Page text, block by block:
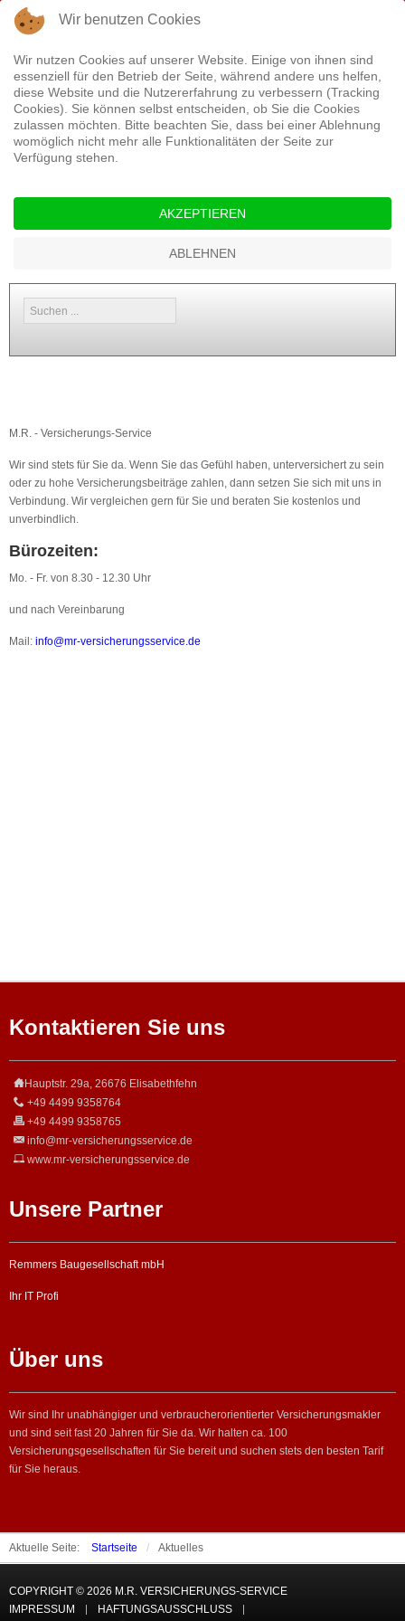
Versicherungen
Suchen
...
M.R. - Versicherungs-Service
Wir sind stets für Sie da. Wenn Sie das Gefühl haben, unterversichert zu sein
oder zu hohe Versicherungsbeiträge zahlen, dann setzen Sie sich mit uns in
Verbindung. Wir vergleichen gern für Sie und beraten Sie kostenlos und
unverbindlich.
Bürozeiten:
Mo. - Fr. von 8.30 - 12.30 Uhr
und nach Vereinbarung
Mail: info@mr-versicherungsservice.de
Kontaktieren Sie uns
Hauptstr. 29a, 26676 Elisabethfehn
+49 4499 9358764
+49 4499 9358765
info@mr-versicherungsservice.de
www.mr-versicherungsservice.de
Unsere Partner
Remmers Baugesellschaft mbH
Ihr IT Profi
Über uns
Wir sind Ihr unabhängiger und verbraucherorientierter Versicherungsmakler
und sind seit fast 20 Jahren für Sie da. Wir halten ca. 100
Versicherungsgesellschaften für Sie bereit und suchen stets den besten Tarif
für Sie heraus.
Aktuelle Seite: Startseite / Aktuelles
COPYRIGHT © 2026 M.R. VERSICHERUNGS-SERVICE
IMPRESSUM
HAFTUNGSAUSSCHLUSS
Wir benutzen Cookies
Wir nutzen Cookies auf unserer Website. Einige von ihnen sind
essenziell für den Betrieb der Seite, während andere uns helfen,
diese Website und die Nutzererfahrung zu verbessern (Tracking
Cookies). Sie können selbst entscheiden, ob Sie die Cookies
zulassen möchten. Bitte beachten Sie, dass bei einer Ablehnung
womöglich nicht mehr alle Funktionalitäten der Seite zur
Verfügung stehen.
AKZEPTIEREN
ABLEHNEN